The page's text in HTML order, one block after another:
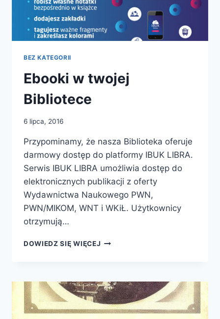
BEZ KATEGORII
Ebooki w twojej
Bibliotece
6 lipca, 2016
Przypominamy, że nasza Biblioteka oferuje
darmowy dostęp do platformy IBUK LIBRA.
Serwis IBUK LIBRA umożliwia dostęp do
elektronicznych publikacji z oferty
Wydawnictwa Naukowego PWN,
PWN/MIKOM, WNT i WKiŁ. Użytkownicy
otrzymują…
DOWIEDZ SIĘ WIĘCEJ EBOOKI